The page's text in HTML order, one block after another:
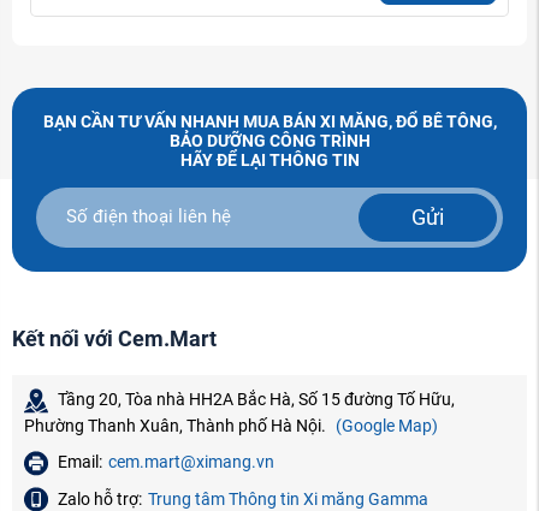
BẠN CẦN TƯ VẤN NHANH MUA BÁN XI MĂNG, ĐỔ BÊ TÔNG,
BẢO DƯỠNG CÔNG TRÌNH
HÃY ĐỂ LẠI THÔNG TIN
Gửi
Kết nối với Cem.Mart
Tầng 20, Tòa nhà HH2A Bắc Hà, Số 15 đường Tố Hữu,
Phường Thanh Xuân, Thành phố Hà Nội.
(Google Map)
Email: cem.mart@ximang.vn
Zalo hỗ trợ: Trung tâm Thông tin Xi măng Gamma